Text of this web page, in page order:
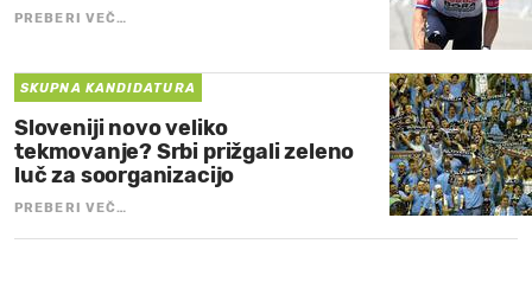
PREBERI VEČ…
SKUPNA KANDIDATURA
Sloveniji novo veliko
tekmovanje? Srbi prižgali zeleno
luč za soorganizacijo
PREBERI VEČ…